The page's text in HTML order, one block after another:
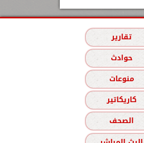
تقارير
حوادث
منوعات
كاريكاتير
الصحف